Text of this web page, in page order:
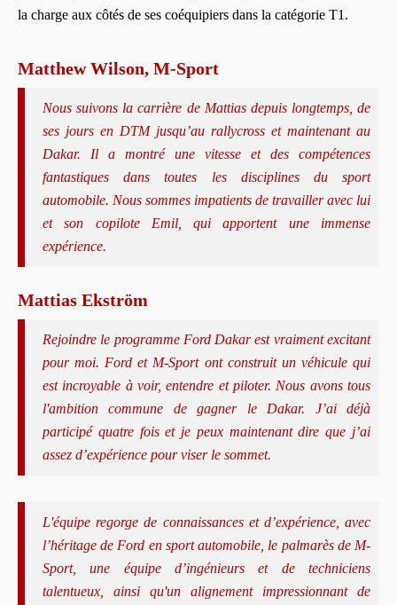
la charge aux côtés de ses coéquipiers dans la catégorie T1.
Matthew Wilson, M-Sport
Nous suivons la carrière de Mattias depuis longtemps, de
ses jours en DTM jusqu’au rallycross et maintenant au
Dakar. Il a montré une vitesse et des compétences
fantastiques dans toutes les disciplines du sport
automobile. Nous sommes impatients de travailler avec lui
et son copilote Emil, qui apportent une immense
expérience.
Mattias Ekström
Rejoindre le programme Ford Dakar est vraiment excitant
pour moi. Ford et M-Sport ont construit un véhicule qui
est incroyable à voir, entendre et piloter. Nous avons tous
l'ambition commune de gagner le Dakar. J’ai déjà
participé quatre fois et je peux maintenant dire que j’ai
assez d’expérience pour viser le sommet.
L'équipe regorge de connaissances et d’expérience, avec
l’héritage de Ford en sport automobile, le palmarès de M-
Sport, une équipe d’ingénieurs et de techniciens
talentueux, ainsi qu'un alignement impressionnant de